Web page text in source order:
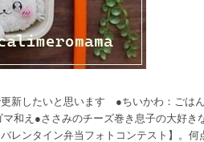
新したいと思います ●ちいかわ：ごは
和え●ささみのチーズ巻き息子の大好
レンタイン弁当フォトコンテスト】。